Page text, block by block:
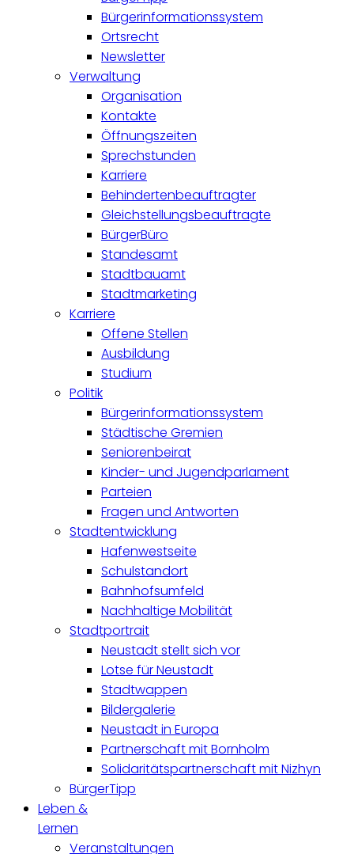
Bürgerinformationssystem
Ortsrecht
Newsletter
Verwaltung
Organisation
Kontakte
Öffnungszeiten
Sprechstunden
Karriere
Behindertenbeauftragter
Gleichstellungsbeauftragte
BürgerBüro
Standesamt
Stadtbauamt
Stadtmarketing
Karriere
Offene Stellen
Ausbildung
Studium
Politik
Bürgerinformationssystem
Städtische Gremien
Seniorenbeirat
Kinder- und Jugendparlament
Parteien
Fragen und Antworten
Stadtentwicklung
Hafenwestseite
Schulstandort
Bahnhofsumfeld
Nachhaltige Mobilität
Stadtportrait
Neustadt stellt sich vor
Lotse für Neustadt
Stadtwappen
Bildergalerie
Neustadt in Europa
Partnerschaft mit Bornholm
Solidaritätspartnerschaft mit Nizhyn
BürgerTipp
Leben &
Lernen
Veranstaltungen